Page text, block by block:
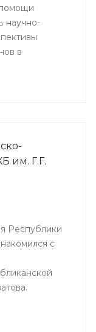
помощи
научно-
в
им. Г.Г.
Республики
с